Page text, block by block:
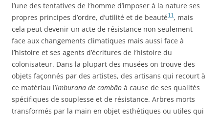
l’une des tentatives de l’homme d’imposer à la nature ses
propres principes d’ordre, d’utilité et de beauté11 , mais
cela peut devenir un acte de résistance non seulement
face aux changements climatiques mais aussi face à
l’histoire et ses agents d’écritures de l’histoire du
colonisateur. Dans la plupart des musées on trouve des
objets façonnés par des artistes, des artisans qui recourt à
ce matériau l’imburana de cambão à cause de ses qualités
spécifiques de souplesse et de résistance. Arbres morts
transformés par la main en objet esthétiques ou utiles qui